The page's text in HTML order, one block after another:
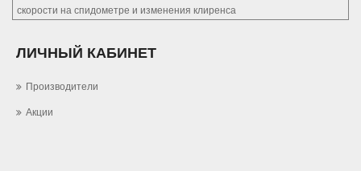
скорости на спидометре и изменения клиренса
ЛИЧНЫЙ КАБИНЕТ
Производители
Акции